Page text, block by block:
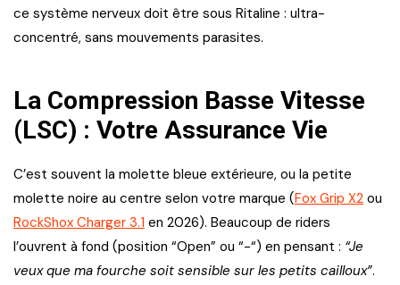
ce système nerveux doit être sous Ritaline : ultra-
concentré, sans mouvements parasites.
La Compression Basse Vitesse
(LSC) : Votre Assurance Vie
C’est souvent la molette bleue extérieure, ou la petite
molette noire au centre selon votre marque (Fox Grip X2 ou
RockShox Charger 3.1 en 2026). Beaucoup de riders
l’ouvrent à fond (position “Open” ou “-“) en pensant : “Je
veux que ma fourche soit sensible sur les petits cailloux”.